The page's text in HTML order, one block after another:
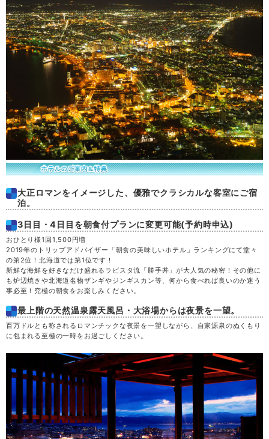
大正ロマンをイメージした、優雅でクラシカルな客室にご宿
泊。
3日目・4日目を朝食付プランに変更可能(予約時申込)
おひとり様1回1,500円増
2019年のトリップアドバイザー「朝食の美味しいホテル」ランキングにて堂々
の第2位！北海道では第1位です！
新鮮な海鮮を好きなだけ盛れるラビスタ流「勝手丼」が大人気の秘密！その他に
も炉辺焼きや北海道名物ザンギやジンギスカン等、何から食べれば良いのか迷う
事必至！究極の朝食をお楽しみください。
最上階の天然温泉露天風呂・大浴場からは夜景を一望。
百万ドルとも称されるロマンチックな夜景を一望しながら、自家源泉のぬくもり
に包まれる至極の一時をお過ごしください。